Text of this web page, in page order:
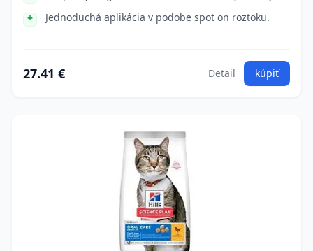
Jednoduchá aplikácia v podobe spot on roztoku.
27.41 € Detail kúpiť